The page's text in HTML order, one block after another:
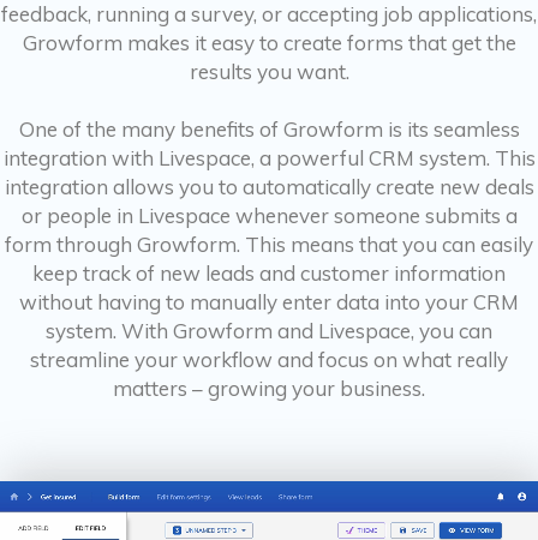
feedback, running a survey, or accepting job applications,
Growform makes it easy to create forms that get the
results you want.
One of the many benefits of Growform is its seamless
integration with Livespace, a powerful CRM system. This
integration allows you to automatically create new deals
or people in Livespace whenever someone submits a
form through Growform. This means that you can easily
keep track of new leads and customer information
without having to manually enter data into your CRM
system. With Growform and Livespace, you can
streamline your workflow and focus on what really
matters – growing your business.